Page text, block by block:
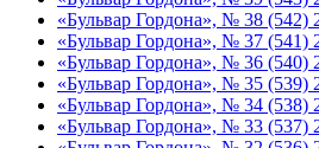
«Бульвар Гордона», № 38 (542)
«Бульвар Гордона», № 37 (541)
«Бульвар Гордона», № 36 (540)
«Бульвар Гордона», № 35 (539)
«Бульвар Гордона», № 34 (538)
«Бульвар Гордона», № 33 (537)